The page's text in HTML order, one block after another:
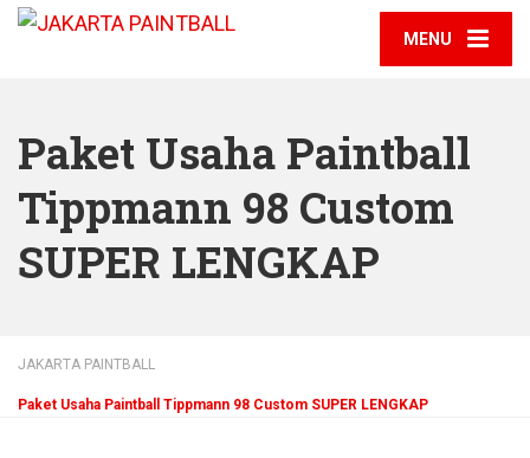
MENU
Paket Usaha Paintball
Tippmann 98 Custom
SUPER LENGKAP
JAKARTA PAINTBALL
Paket Usaha Paintball Tippmann 98 Custom SUPER LENGKAP